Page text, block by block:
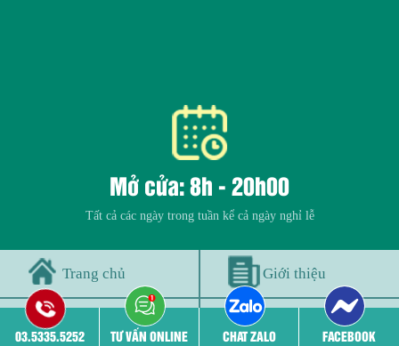
Mở cửa: 8h - 20h00
Tất cả các ngày trong tuần kể cả ngày nghỉ lễ
Trang chủ Giới thiệu
Đội ngũ bác sĩ Cơ sở vật chất
03.5335.5252 TƯ VẤN ONLINE CHAT ZALO FACEBOOK